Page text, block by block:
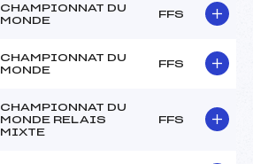
CHAMPIONNAT DU
MONDE
FFS
CHAMPIONNAT DU
MONDE
FFS
CHAMPIONNAT DU
MONDE RELAIS
MIXTE
FFS